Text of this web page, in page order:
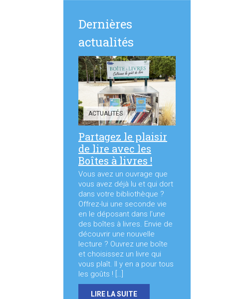
Dernières
actualités
ACTUALITÉS
Partagez le plaisir
de lire avec les
Boîtes à livres !
Vous avez un ouvrage que
vous avez déjà lu et qui dort
dans votre bibliothèque ?
Offrez-lui une seconde vie
en le déposant dans l’une
des boîtes à livres. Envie de
découvrir une nouvelle
lecture ? Ouvrez une boîte
et choisissez un livre qui
vous plaît. Il y en a pour tous
les goûts ! […]
LIRE LA SUITE